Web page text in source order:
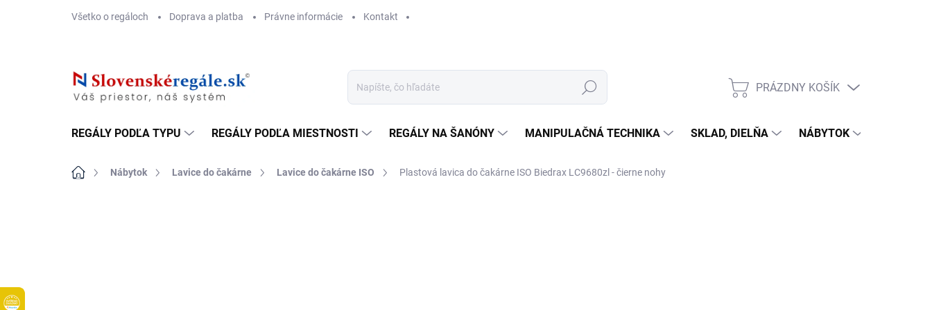
Všetko o regáloch Doprava a platba Právne informácie Kontakt
Hľadať
NÁKUPNÝ
PRÁZDNY KOŠÍK
REGÁLY PODĽA TYPU REGÁLY PODĽA MIESTNOSTI REGÁLY NA ŠANÓNY MANIPULAČNÁ TECHNIKA SKLAD, DIELŇA NÁBYTOK
DomovNábytok Lavice do čakárne Lavice do čakárne ISO Plastová lavica do čakárne ISO Biedrax LC9680zl - čierne nohy